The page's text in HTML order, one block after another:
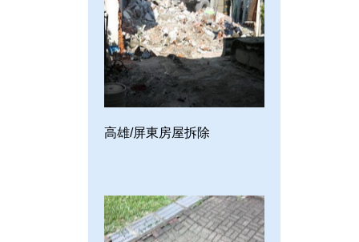
高雄/屏東房屋拆除